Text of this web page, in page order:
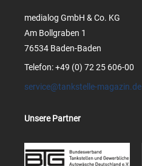
medialog GmbH & Co. KG
Am Bollgraben 1
76534 Baden-Baden
Telefon: +49 (0) 72 25 606-00
service@tankstelle-magazin.de
Unsere Partner